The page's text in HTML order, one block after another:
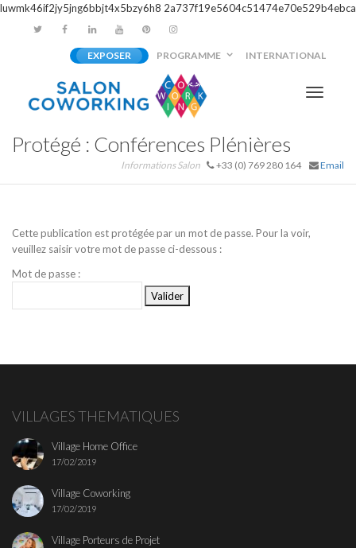
luwmk46if2jy5jng6bbjt4x5bzy6h8 2a737f19e5604c51474e70e529b4ebca
EXPOSER PROGRAMME INTERNATIONAL
Protégé : Conférences Plénières
Informations Salon +33 (0) 769 280 164 Email
Cette publication est protégée par un mot de passe. Pour la voir,
veuillez saisir votre mot de passe ci-dessous :
Mot de passe :
VILLAGES THEMATIQUES
Village Home Office
17/02/2019
Village Coworking
17/02/2019
Village Porteurs de Projet